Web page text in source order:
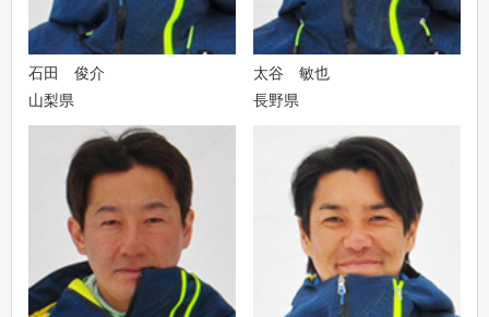
石田 俊介
山梨県
太谷 敏也
長野県